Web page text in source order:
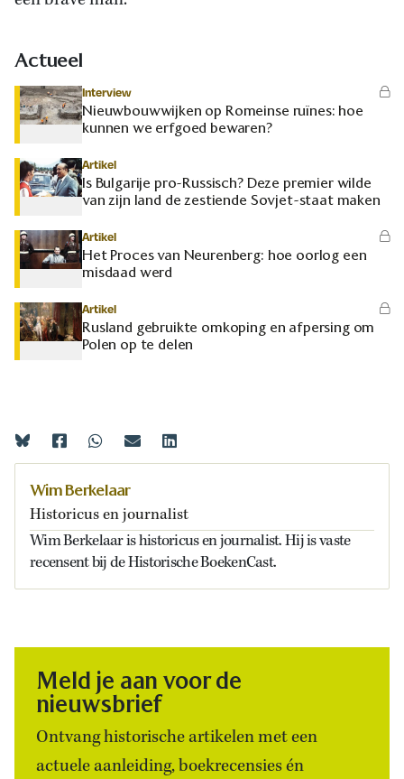
Actueel
Interview
Nieuwbouwwijken op Romeinse ruïnes: hoe
kunnen we erfgoed bewaren?
Artikel
Is Bulgarije pro-Russisch? Deze premier wilde
van zijn land de zestiende Sovjet-staat maken
Artikel
Het Proces van Neurenberg: hoe oorlog een
misdaad werd
Artikel
Rusland gebruikte omkoping en afpersing om
Polen op te delen
Wim Berkelaar
Historicus en journalist
Wim Berkelaar is historicus en journalist. Hij is vaste
recensent bij de Historische BoekenCast.
Meld je aan voor de
nieuwsbrief
Ontvang historische artikelen met een
actuele aanleiding, boekrecensies én